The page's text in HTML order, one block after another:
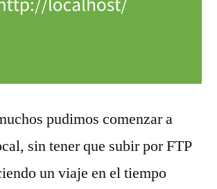
pudimos comenzar a
sin tener que subir por FTP
un viaje en el tiempo